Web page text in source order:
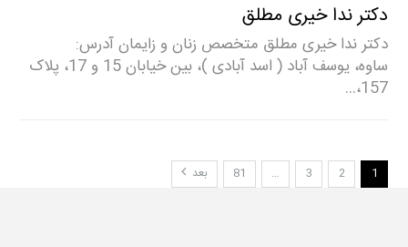
دکتر ندا خیری مطلق
دکتر ندا خیری مطلق متخصص زنان و زایمان آدرس:
ساوه، یوسف آباد ( اسد آبادی )، بین خیابان 15 و 17، پلاک
157،…
1
2
3
…
81 بعد